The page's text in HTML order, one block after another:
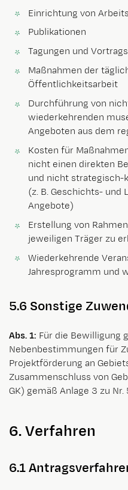
Einrichtung von
Publikationen
Tagungen und
Maßnahmen der
Öffentlichkeitsarbeit
Durchführung von
wiederkehrenden
Angeboten aus dem
Kosten für
nicht einen direkten
und nicht strategisch-
(z. B. Geschichts- und
Angebote)
Erstellung von
jeweiligen Träger zu
Wiederkehrende
Jahresprogramm und
5.6 Sonstige
Abs. 1: Für die Bewilligung
Nebenbestimmungen für
Projektförderung an
Zusammenschluss von
GK) gemäß Anlage 3 zu Nr.
6. Verfahren
6.1